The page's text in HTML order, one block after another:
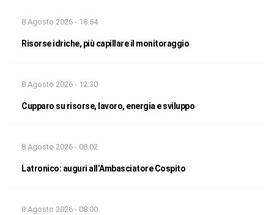
8 Agosto 2026 - 18:54
Risorse idriche, più capillare il monitoraggio
8 Agosto 2026 - 12:30
Cupparo su risorse, lavoro, energia e sviluppo
8 Agosto 2026 - 08:02
Latronico: auguri all’Ambasciatore Cospito
8 Agosto 2026 - 08:00